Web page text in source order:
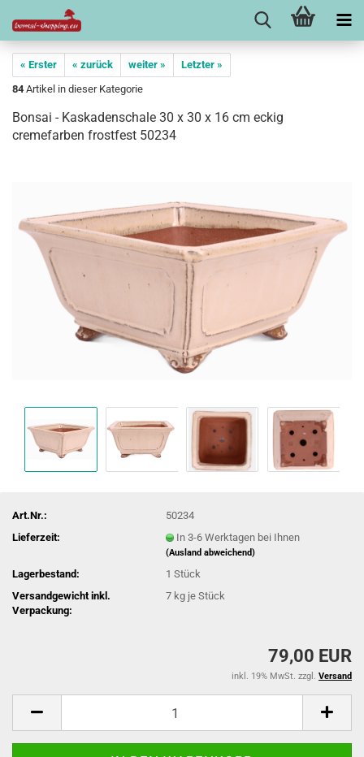
« Erster « zurück weiter »
Letzter »
84 Artikel in dieser Kategorie
Bonsai - Kaskadenschale 30 x 30 x 16 cm eckig
cremefarben frostfest 50234
Art.Nr.:
50234
Lieferzeit:
In 3-6 Werktagen bei Ihnen
(Ausland abweichend)
Lagerbestand: 1Stück
Versandgewicht inkl.
Verpackung:
7 kg je Stück
79,00 EUR
inkl. 19% MwSt. zzgl. Versand